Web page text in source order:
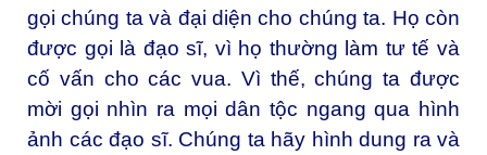
gọi chúng ta và đại diện cho chúng ta. Họ còn
được gọi là đạo sĩ, vì họ thường làm tư tế và
cố vấn cho các vua. Vì thế, chúng ta được
mời gọi nhìn ra mọi dân tộc ngang qua hình
ảnh các đạo sĩ. Chúng ta hãy hình dung ra và